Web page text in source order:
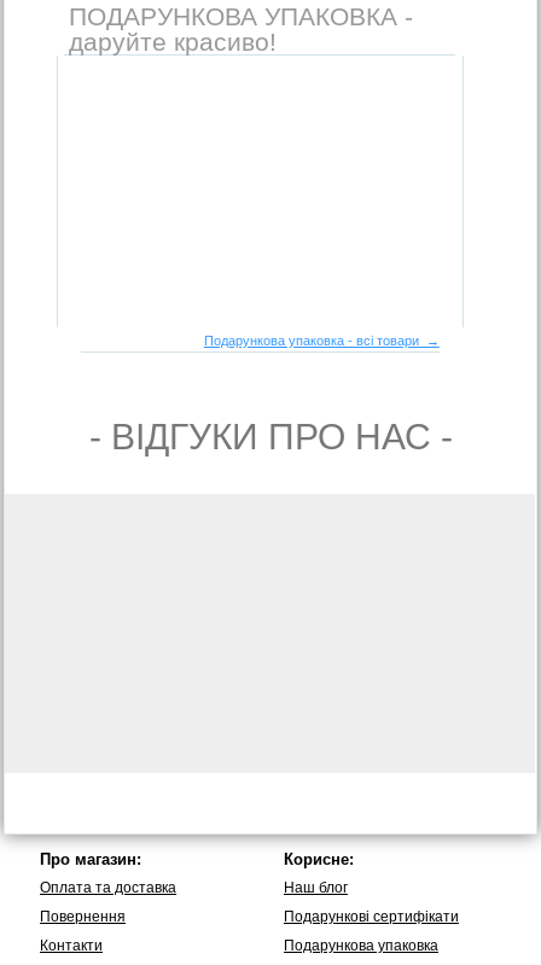
ПОДАРУНКОВА УПАКОВКА -
даруйте красиво!
Подарункова упаковка - всі товари →
- ВIДГУКИ ПРО НАС -
Про магазин:
Оплата та доставка
Повернення
Контакти
Корисне:
Наш блог
Подарункові сертифікати
Подарункова упаковка